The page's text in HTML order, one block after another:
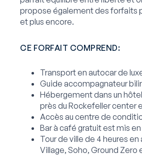
propose également des forfaits
et plus encore.
CE FORFAIT COMPREND:
Transport en autocar de
Guide accompagnateur
Hébergement dans un
près du Rockefeller center
Accès au centre de
Bar à café gratuit est mis
Tour de ville de 4 heures
Village, Soho, Ground Zero